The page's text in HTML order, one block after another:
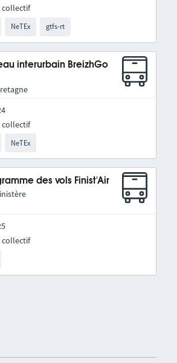
NeTEx gtfs-rt
interurbain BreizhGo
NeTEx
des vols Finist'Air